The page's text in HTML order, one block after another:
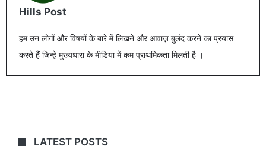
Hills Post
हम उन लोगों और विषयों के बारे में लिखने और आवाज़ बुलंद करने का प्रयास
करते हैं जिन्हे मुख्यधारा के मीडिया में कम प्राथमिकता मिलती है ।
LATEST POSTS